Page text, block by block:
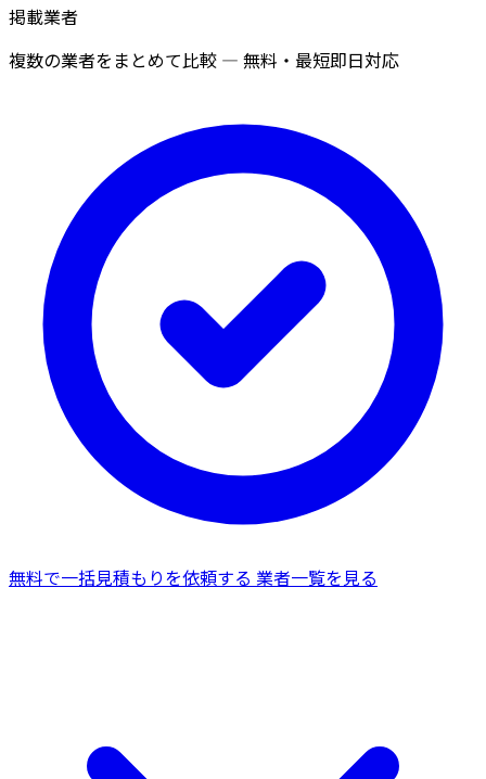
掲載業者
複数の業者をまとめて比較 — 無料・最短即日対応
無料で一括見積もりを依頼する 業者一覧を見る